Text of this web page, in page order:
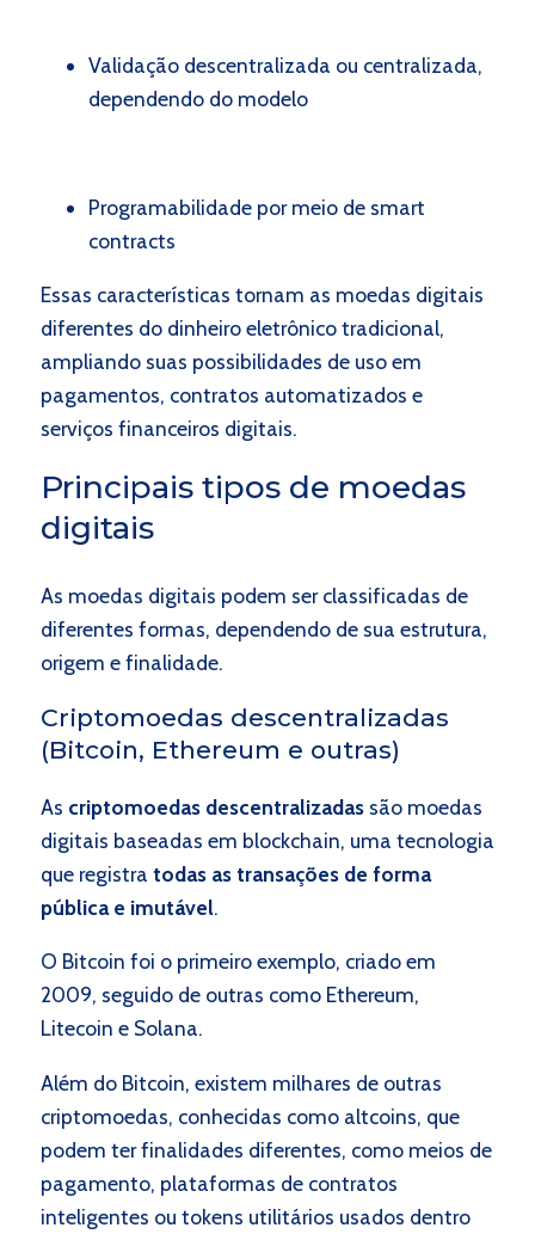
Validação descentralizada ou centralizada,
dependendo do modelo
Programabilidade por meio de smart
contracts
Essas características tornam as moedas digitais
diferentes do dinheiro eletrônico tradicional,
ampliando suas possibilidades de uso em
pagamentos, contratos automatizados e
serviços financeiros digitais.
Principais tipos de moedas
digitais
As moedas digitais podem ser classificadas de
diferentes formas, dependendo de sua estrutura,
origem e finalidade.
Criptomoedas descentralizadas
(Bitcoin, Ethereum e outras)
As criptomoedas descentralizadassão moedas
digitais baseadas em blockchain, uma tecnologia
que registra todas as transações de forma
pública e imutável.
O Bitcoin foi o primeiro exemplo, criado em
2009, seguido de outras como Ethereum,
Litecoin e Solana.
Além do Bitcoin, existem milhares de outras
criptomoedas, conhecidas como altcoins, que
podem ter finalidades diferentes, como meios de
pagamento, plataformas de contratos
inteligentes ou tokens utilitários usados dentro